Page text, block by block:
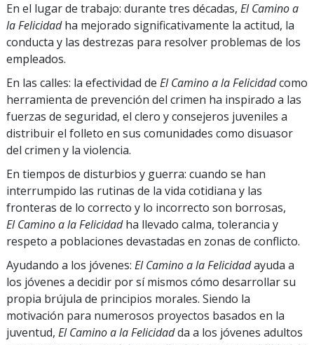
En el lugar de trabajo: durante tres décadas, El Camino a
la Felicidadha mejorado significativamente la actitud, la
conducta y las destrezas para resolver problemas de los
empleados.
En las calles: la efectividad de El Camino a la Felicidadcomo
herramienta de prevención del crimen ha inspirado a las
fuerzas de seguridad, el clero y consejeros juveniles a
distribuir el folleto en sus comunidades como disuasor
del crimen y la violencia.
En tiempos de disturbios y guerra: cuando se han
interrumpido las rutinas de la vida cotidiana y las
fronteras de lo correcto y lo incorrecto son borrosas,
El Camino a la Felicidadha llevado calma, tolerancia y
respeto a poblaciones devastadas en zonas de conflicto.
Ayudando a los jóvenes: El Camino a la Felicidadayuda a
los jóvenes a decidir por sí mismos cómo desarrollar su
propia brújula de principios morales. Siendo la
motivación para numerosos proyectos basados en la
juventud, El Camino a la Felicidadda a los jóvenes adultos